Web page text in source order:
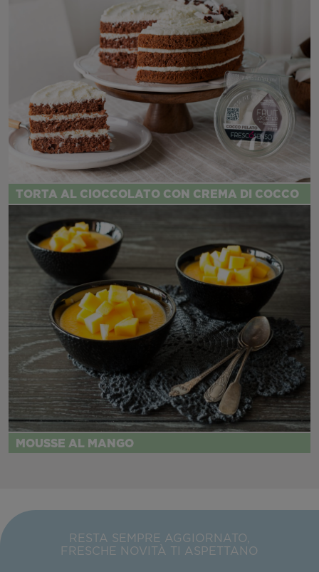
TORTA AL CIOCCOLATO CON CREMA DI COCCO
MOUSSE AL MANGO
RESTA SEMPRE AGGIORNATO,
FRESCHE NOVITÀ TI ASPETTANO